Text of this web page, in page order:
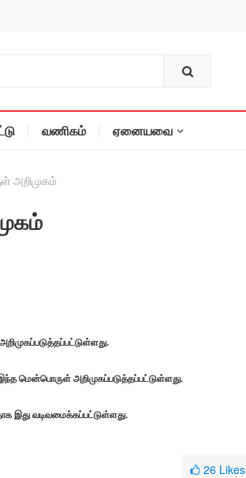
வணிகம் ஏனையவை
அறிமுகம்
மென்பொருள் அறிமுகப்படுத்தப்பட்டுள்ளது.
இது வடிவமைக்கப்பட்டுள்ளது.
26 Likes